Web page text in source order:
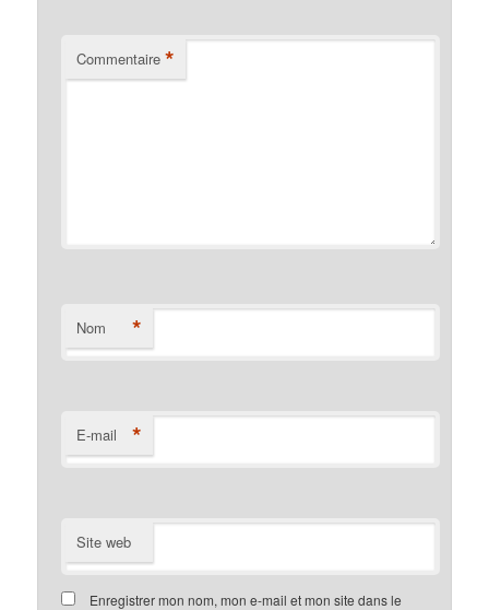
Commentaire *
Nom *
E-mail *
Site web
Enregistrer mon nom, mon e-mail et mon site dans le